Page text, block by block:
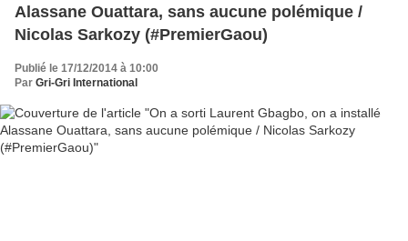
Alassane Ouattara, sans aucune polémique /
Nicolas Sarkozy (#PremierGaou)
Publié le 17/12/2014 à 10:00
Par Gri-Gri International